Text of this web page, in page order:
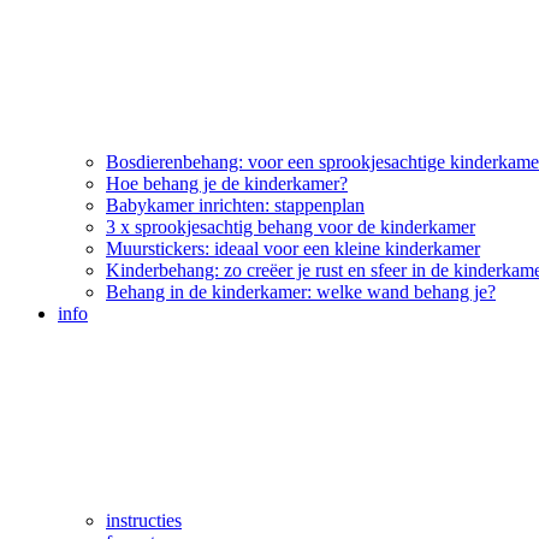
Bosdierenbehang: voor een sprookjesachtige
Hoe behang je de kinderkamer?
Babykamer inrichten: stappenplan
3 x sprookjesachtig behang voor de kinderkamer
Muurstickers: ideaal voor een kleine kinderkamer
Kinderbehang: zo creëer je rust en sfeer in de
Behang in de kinderkamer: welke wand behang je?
info
instructies